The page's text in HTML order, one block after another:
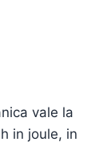
vale la
in joule, in